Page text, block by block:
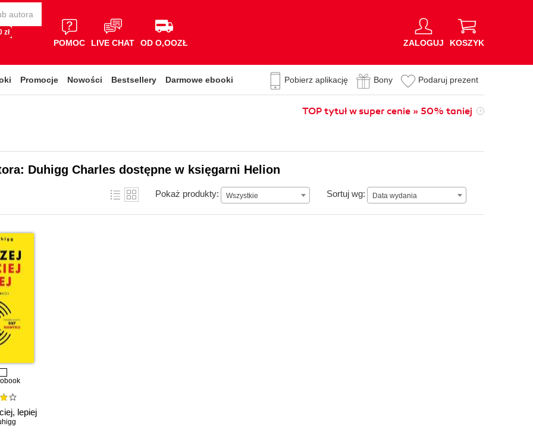
zł
POMOC LIVE CHAT OD O,OOZŁ ZALOGUJ KOSZYK
Promocje Nowości Bestsellery Darmowe ebooki Pobierz aplikację Bony Podaruj prezent
TOP tytuł w super cenie » 50% taniej
Duhigg Charles dostępne w księgarni Helion
Pokaż produkty: Wszystkie Sortuj wg: Data wydania
Data wydania
lepiej